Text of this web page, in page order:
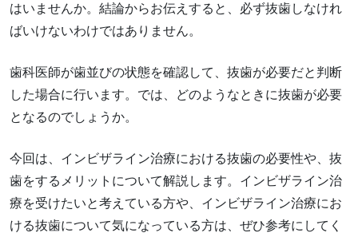
はいませんか。結論からお伝えすると、必ず抜歯しなけれ
ばいけないわけではありません。
歯科医師が歯並びの状態を確認して、抜歯が必要だと判断
した場合に行います。では、どのようなときに抜歯が必要
となるのでしょうか。
今回は、インビザライン治療における抜歯の必要性や、抜
歯をするメリットについて解説します。インビザライン治
療を受けたいと考えている方や、インビザライン治療にお
ける抜歯について気になっている方は、ぜひ参考にしてく